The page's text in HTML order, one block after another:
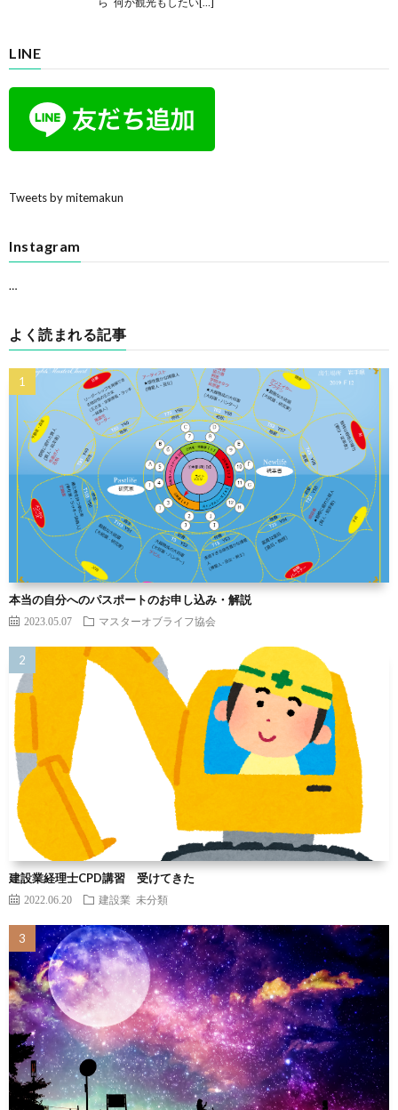
LINE
Tweets by mitemakun
Instagram
…
よく読まれる記事
本当の自分へのパスポートのお申し込み・解説
2023.05.07 マスターオブライフ協会
建設業経理士CPD講習 受けてきた
2022.06.20 建設業 未分類